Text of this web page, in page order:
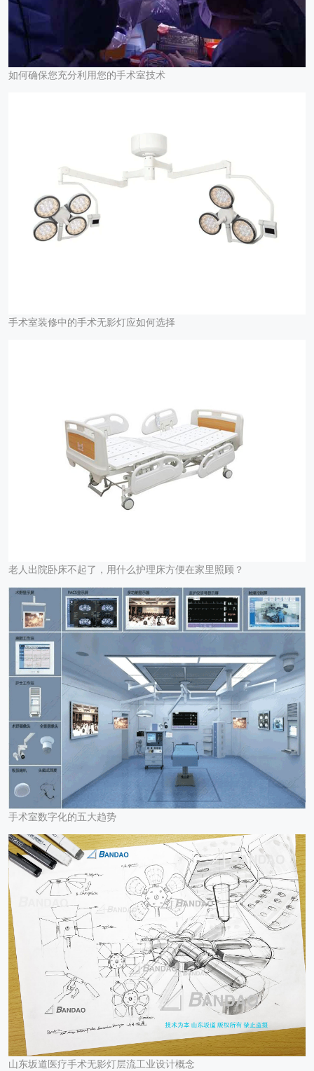
如何确保您充分利用您的手术室技术
手术室装修中的手术无影灯应如何选择
老人出院卧床不起了，用什么护理床方便在家里照顾？
手术室数字化的五大趋势
山东坂道医疗手术无影灯层流工业设计概念